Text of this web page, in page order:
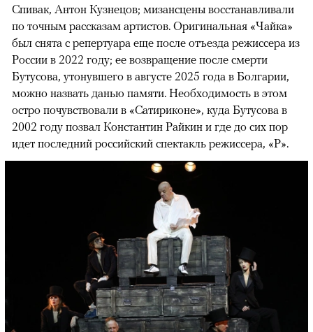
Спивак, Антон Кузнецов; мизансцены восстанавливали
по точным рассказам артистов. Оригинальная «Чайка»
был снята с репертуара еще после отъезда режиссера из
России в 2022 году; ее возвращение после смерти
Бутусова, утонувшего в августе 2025 года в Болгарии,
можно назвать данью памяти. Необходимость в этом
остро почувствовали в «Сатириконе», куда Бутусова в
2002 году позвал Константин Райкин и где до сих пор
идет последний российский спектакль режиссера, «Р».